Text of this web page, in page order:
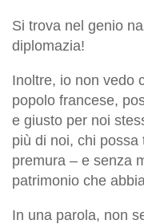
Si trova nel genio
diplomazia!
Inoltre, io non vedo
popolo francese,
e giusto per noi
più di noi, chi
premura – e senza
patrimonio che
In una parola, non